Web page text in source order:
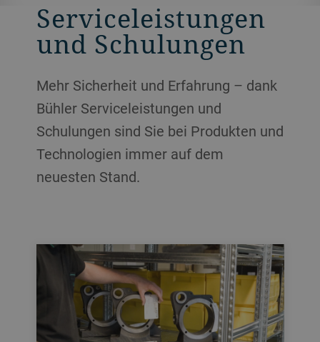
Serviceleistungen
und Schulungen
Mehr Sicherheit und Erfahrung – dank
Bühler Serviceleistungen und
Schulungen sind Sie bei Produkten und
Technologien immer auf dem
neuesten Stand.